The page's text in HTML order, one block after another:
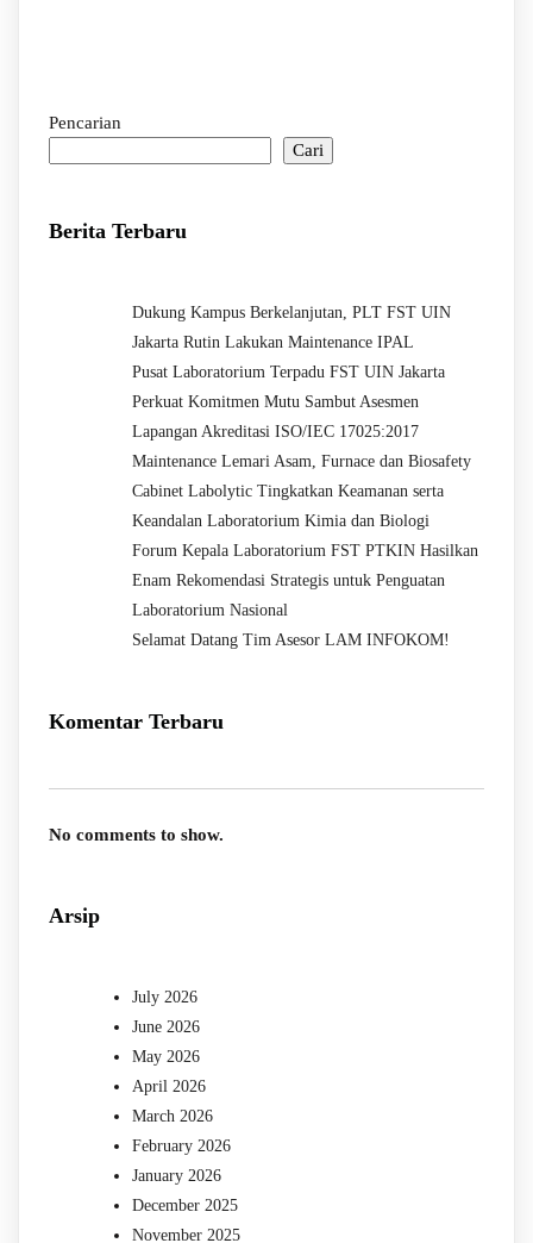
Pencarian
Cari
Berita Terbaru
Dukung Kampus Berkelanjutan, PLT FST UIN
Jakarta Rutin Lakukan Maintenance IPAL
Pusat Laboratorium Terpadu FST UIN Jakarta
Perkuat Komitmen Mutu Sambut Asesmen
Lapangan Akreditasi ISO/IEC 17025:2017
Maintenance Lemari Asam, Furnace dan Biosafety
Cabinet Labolytic Tingkatkan Keamanan serta
Keandalan Laboratorium Kimia dan Biologi
Forum Kepala Laboratorium FST PTKIN Hasilkan
Enam Rekomendasi Strategis untuk Penguatan
Laboratorium Nasional
Selamat Datang Tim Asesor LAM INFOKOM!
Komentar Terbaru
No comments to show.
Arsip
July 2026
June 2026
May 2026
April 2026
March 2026
February 2026
January 2026
December 2025
November 2025